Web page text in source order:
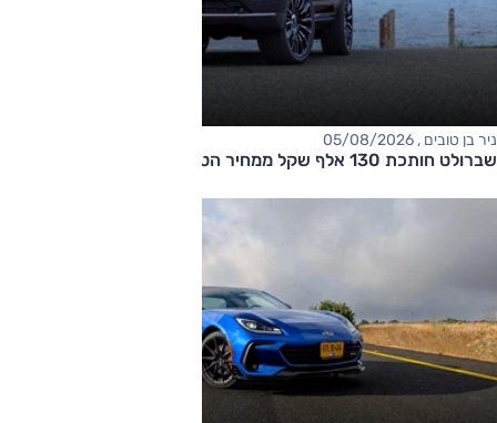
ניר בן טובים , 05/08/2026
שברולט חותכת 130 אלף שקל ממחיר הטאהו